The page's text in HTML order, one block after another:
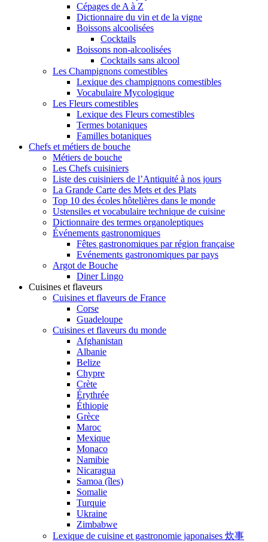
Cépages de A à Z
Dictionnaire du vin et de la vigne
Boissons alcoolisées
Cocktails
Boissons non-alcoolisées
Cocktails sans alcool
Les Champignons comestibles
Lexique des champignons comestibles
Vocabulaire Mycologique
Les Fleurs comestibles
Lexique des Fleurs comestibles
Termes botaniques
Familles botaniques
Chefs et métiers de bouche
Métiers de bouche
Les Chefs cuisiniers
Liste des cuisiniers de l’Antiquité à nos jours
La Grande Carte des Mets et des Plats
Top 10 des écoles hôtelières dans le monde
Ustensiles et vocabulaire technique de cuisine
Dictionnaire des termes organoleptiques
Événements gastronomiques
Fêtes gastronomiques par région française
Evénements gastronomiques par pays
Argot de Bouche
Diner Lingo
Cuisines et flaveurs
Cuisines et flaveurs de France
Corse
Guadeloupe
Cuisines et flaveurs du monde
Afghanistan
Albanie
Belize
Chypre
Crète
Érythrée
Éthiopie
Grèce
Maroc
Mexique
Monaco
Namibie
Nicaragua
Samoa (îles)
Somalie
Turquie
Ukraine
Zimbabwe
Lexique de cuisine et gastronomie japonaises 炊事